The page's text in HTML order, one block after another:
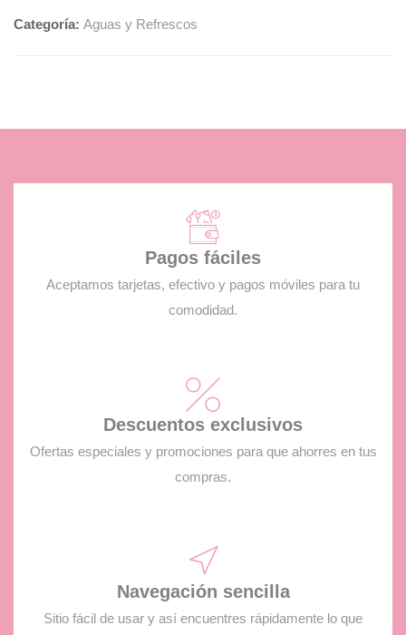
Categoría: Aguas y Refrescos
Pagos fáciles
Aceptamos tarjetas, efectivo y pagos móviles para tu
comodidad.
Descuentos exclusivos
Ofertas especiales y promociones para que ahorres en tus
compras.
Navegación sencilla
Sitio fácil de usar y así encuentres rápidamente lo que